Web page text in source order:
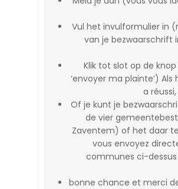
Vul het invulformulier in
van je bezwaarschrift
Klik tot slot op de
‘envoyer ma plainte’)
a
Of je kunt je
de vier
Zaventem) of het daar
vous envoyez
communes ci-
bonne chance et merci